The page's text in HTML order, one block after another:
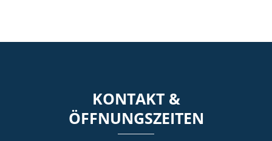
KONTAKT &
ÖFFNUNGSZEITEN